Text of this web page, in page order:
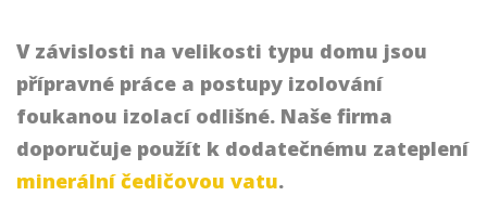
V závislosti na velikosti typu domu jsou
přípravné práce a postupy izolování
foukanou izolací odlišné. Naše firma
doporučuje použít k dodatečnému zateplení
minerální čedičovou vatu.